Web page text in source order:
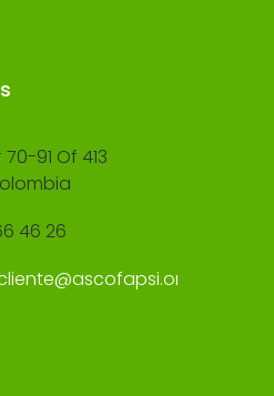
91 Of 413
46 26